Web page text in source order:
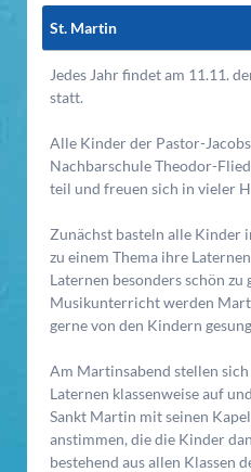
St. Martin
Jedes Jahr findet am 11.11.
statt.
Alle Kinder der Pastor-
Nachbarschule Theodor-
teil und freuen sich in vieler
Zunächst basteln alle Kinder
zu einem Thema ihre
Laternen besonders schön zu
Musikunterricht werden
gerne von den Kindern
Am Martinsabend stellen
Laternen klassenweise auf
Sankt Martin mit seinen
anstimmen, die die Kinder
bestehend aus allen Klassen